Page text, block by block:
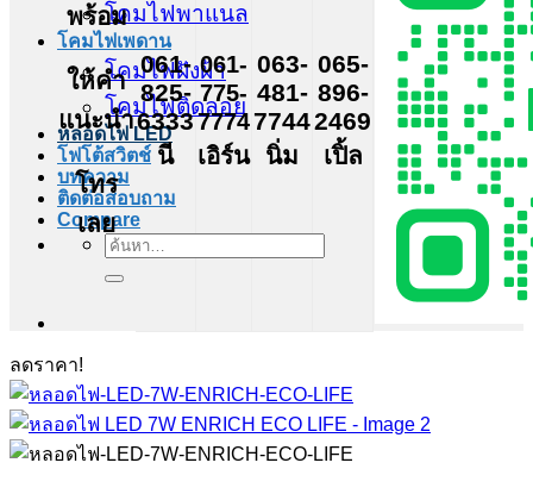
โคมไฟพาแนล
โคมไฟเพดาน
โคมไฟฝังฝ้า
โคมไฟติดลอย
หลอดไฟ LED
โฟโต้สวิตช์
บทความ
ติดต่อสอบถาม
Compare
ค้นหา:
พร้อม
ให้คำ
แนะนำ
โทร
เลย
061-
825-
6333
นี
061-
775-
7774
เอิร์น
063-
481-
7744
นิ่ม
065-
896-
2469
เปิ้ล
ลดราคา!